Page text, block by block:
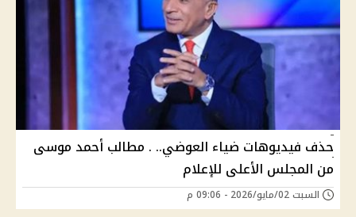
حذف فيديوهات ضياء العوضي.. . مطالب أحمد موسى
من المجلس الأعلى للإعلام
السبت 02/مايو/2026 - 09:06 م